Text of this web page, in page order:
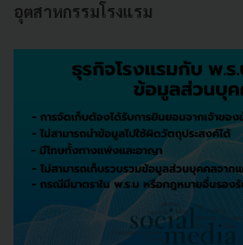
อุตสาหกรรม